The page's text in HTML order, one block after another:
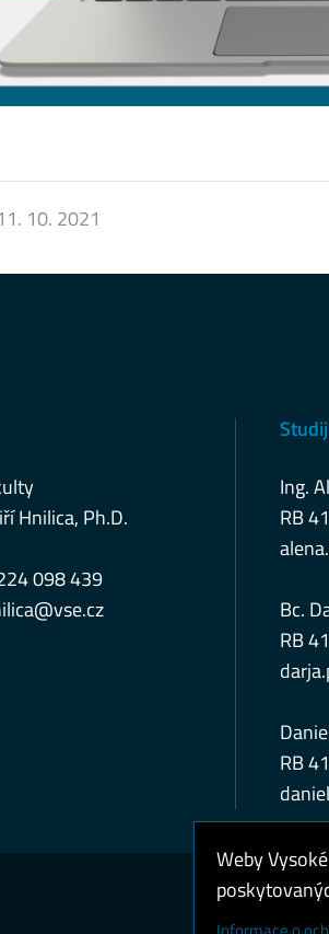
10. 2021
Hnilica, Ph.D.
098 439
Ing.
RB
Bc.
RB
RB
Weby